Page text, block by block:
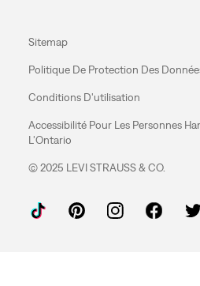
Sitemap
Politique De Protection Des
Conditions D'utilisation
Accessibilité Pour Les Personnes
L'Ontario
© 2025 LEVI STRAUSS & CO.